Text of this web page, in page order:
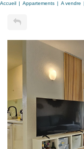
Accueil Appartements A vendre